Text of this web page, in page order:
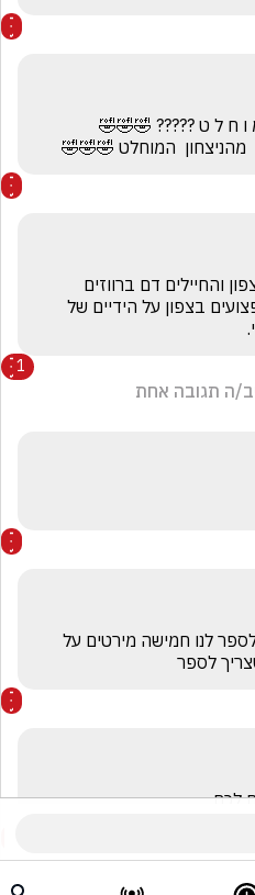
המוחלט 🤣🤣🤣
1
ה תגובה אחת
לספר
לכם